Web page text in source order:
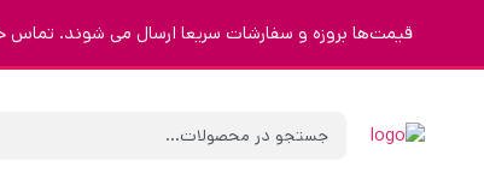
قیمت‌ها بروزه و سفارشات سریعا ارسال می شوند. تماس خارج تایم